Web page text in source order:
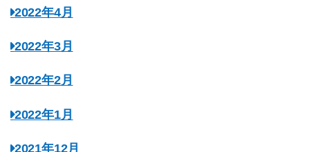
2022年4月
2022年3月
2022年2月
2022年1月
2021年12月